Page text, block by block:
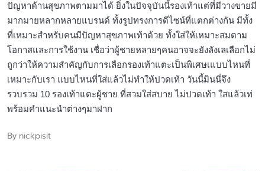
ปัญหาด้านสุขภาพตามมาได้ ยิ่งในปัจจุบันนี้รองเท้าแต่ที่มีวางขายมี
มากมายหลากหลายแบรนด์ ทั้งรูปทรงการดีไซน์ที่แตกต่างกัน มีทั้ง
ที่เหมาะสำหรับคนมีปัญหาสุขภาพเท้าด้วย ทั้งใส่ให้เหมาะสมตาม
โอกาสและการใช้งาน เชื่อว่าผู้ชายหลายๆคนอาจจะยังลังเลเลือกไม่
ถูกว่าให้ความสำคัญกับการเลือกรองเท้าแตะเป็นพิเศษเแบบไหนที่
เหมาะกับเรา แบบไหนที่ใส่แล้วไม่ทำให้ปวดเท้า วันนี้มินนี่จึง
รวบรวม 10 รองเท้าแตะผู้ชาย ที่สวมใส่สบาย ไม่ปวดเท้า ใสแล้วเท่
พร้อมคำแนะนำต่างๆมาฝาก
Posted
By nickpisit